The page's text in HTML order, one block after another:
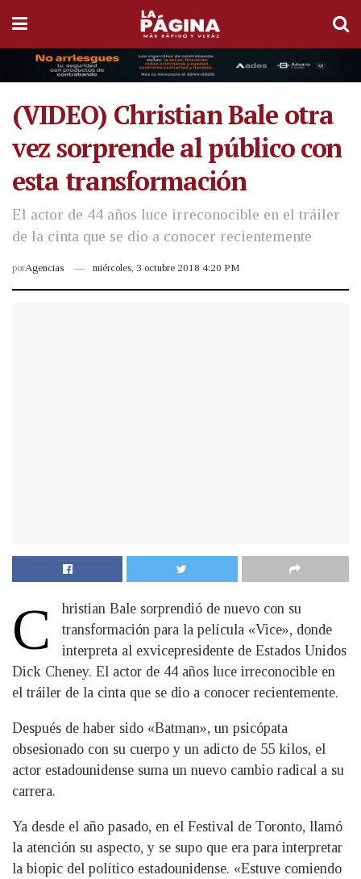
(VIDEO) Christian Bale otra
vez sorprende al público con
esta transformación
El actor de 44 años luce irreconocible en el tráiler
de la cinta que se dio a conocer recientemente
porAgencias miércoles, 3 octubre 2018 4:20 PM
C
hristian Bale sorprendió de nuevo con su
transformación para la película «Vice», donde
interpreta al exvicepresidente de Estados Unidos
Dick Cheney. El actor de 44 años luce irreconocible en
el tráiler de la cinta que se dio a conocer recientemente.
Después de haber sido «Batman», un psicópata
obsesionado con su cuerpo y un adicto de 55 kilos, el
actor estadounidense suma un nuevo cambio radical a su
carrera.
Ya desde el año pasado, en el Festival de Toronto, llamó
la atención su aspecto, y se supo que era para interpretar
la biopic del político estadounidense. «Estuve comiendo